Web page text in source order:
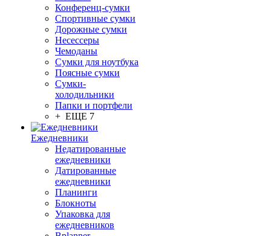
Конференц-сумки
Спортивные сумки
Дорожные сумки
Несессеры
Чемоданы
Сумки для ноутбука
Поясные сумки
Сумки-
холодильники
Папки и портфели
+ ЕЩЕ 7
Ежедневники
Недатированные
ежедневники
Датированные
ежедневники
Планинги
Блокноты
Упаковка для
ежедневников